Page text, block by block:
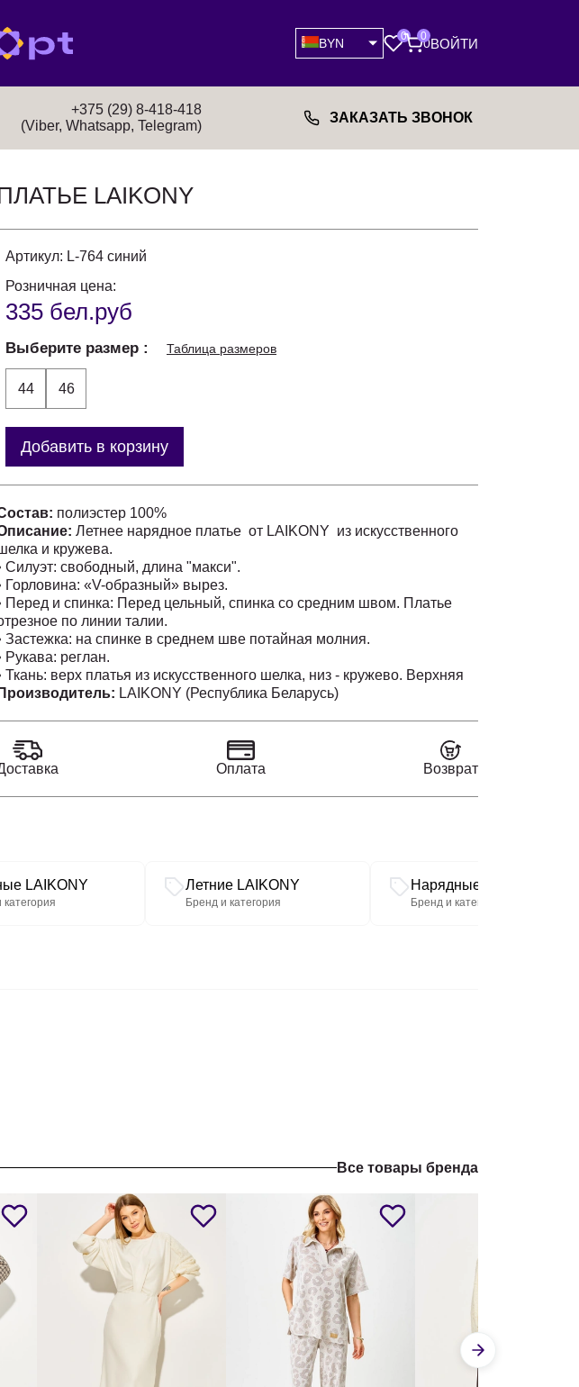
BYN
0 0
0ВОЙТИ
+375 (29) 8-418-418
(Viber, Whatsapp, Telegram)
ЗАКАЗАТЬ ЗВОНОК
LAIKONY
Артикул: L-764 синий
Розничная цена:
335 бел.руб
Выберите размер Таблица размеров
44 46
Добавить в корзину
полиэстер 100%
Летнее нарядное платье от LAIKONY из искусственного
и кружева.
Силуэт: свободный, длина "макси".
Горловина: «V-образный» вырез.
Перед и спинка: Перед цельный, спинка со средним швом. Платье
по линии талии.
Застежка: на спинке в среднем шве потайная молния.
Рукава: реглан.
Ткань: верх платья из искусственного шелка, низ - кружево. Верхняя
ткань не тянется.
вечерних мероприятиях, где вы хотите произвести впечатление.
себе сиять и быть в центре внимания в этом великолепном
Производитель: LAIKONY (Республика Беларусь)
Оплата Возврат
LAIKONY
категория
Летние LAIKONY
Бренд и категория
Нарядные LAIKONY
Бренд и категория
Все товары бренда